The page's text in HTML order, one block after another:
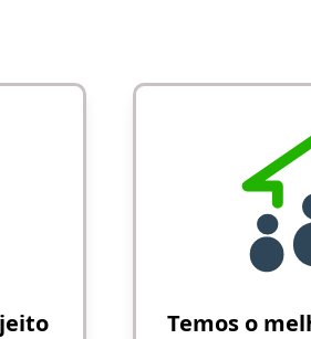
Temos o